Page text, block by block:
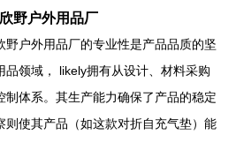
野户外用品厂
野户外用品厂的专业性是产品品质的坚
品领域， likely拥有从设计、材料采购
制体系。其生产能力确保了产品的稳定
则使其产品（如这款对折自充气垫）能